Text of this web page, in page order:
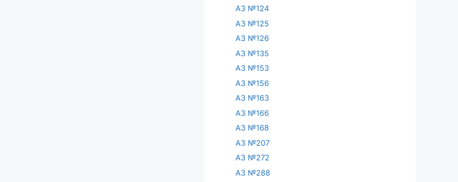
АЗ №124
АЗ №125
АЗ №126
АЗ №135
АЗ №153
АЗ №156
АЗ №163
АЗ №166
АЗ №168
АЗ №207
АЗ №272
АЗ №288